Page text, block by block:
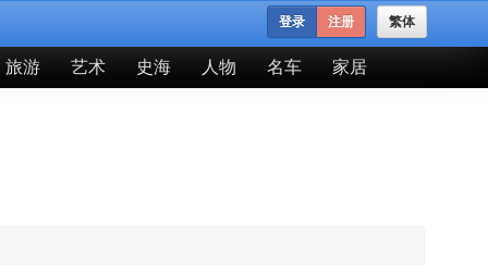
繁体
登录 注册
旅游 艺术 史海 人物 名车 家居